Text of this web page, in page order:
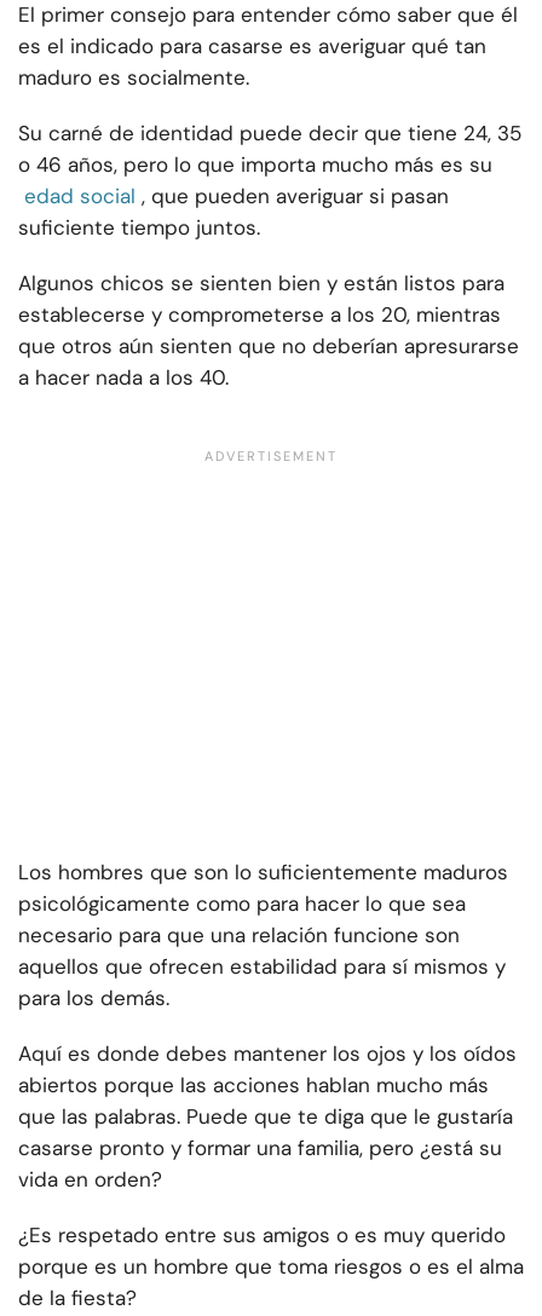
El primer consejo para entender cómo saber que él
es el indicado para casarse es averiguar qué tan
maduro es socialmente.
Su carné de identidad puede decir que tiene 24, 35
o 46 años, pero lo que importa mucho más es su
edad social , que pueden averiguar si pasan
suficiente tiempo juntos.
Algunos chicos se sienten bien y están listos para
establecerse y comprometerse a los 20, mientras
que otros aún sienten que no deberían apresurarse
a hacer nada a los 40.
Los hombres que son lo suficientemente maduros
psicológicamente como para hacer lo que sea
necesario para que una relación funcione son
aquellos que ofrecen estabilidad para sí mismos y
para los demás.
Aquí es donde debes mantener los ojos y los oídos
abiertos porque las acciones hablan mucho más
que las palabras. Puede que te diga que le gustaría
casarse pronto y formar una familia, pero ¿está su
vida en orden?
¿Es respetado entre sus amigos o es muy querido
porque es un hombre que toma riesgos o es el alma
de la fiesta?